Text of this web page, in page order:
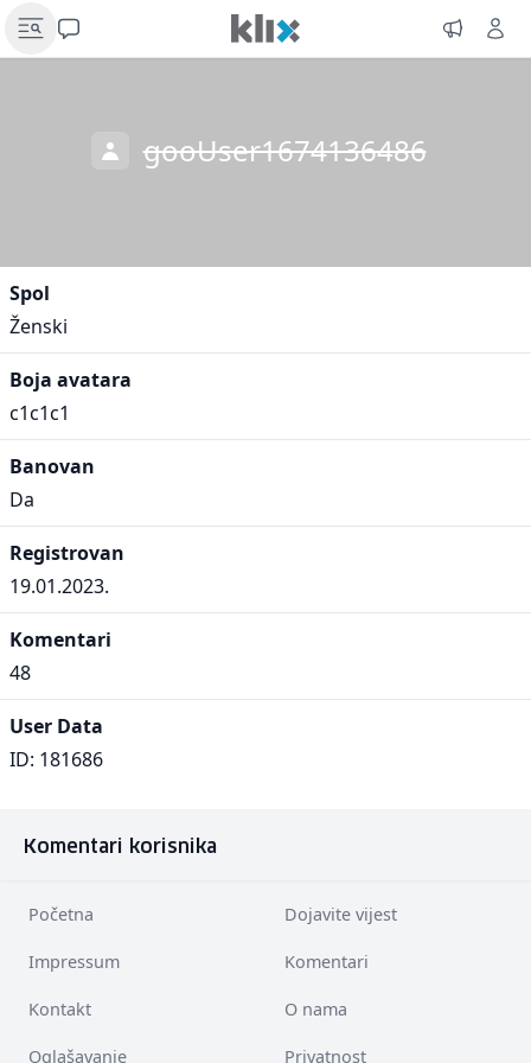
gooUser1674136486
Spol
Ženski
Boja avatara
c1c1c1
Banovan
Da
Registrovan
19.01.2023.
Komentari
48
User Data
ID: 181686
Komentari korisnika
Početna Dojavite vijest
Impressum Komentari
Kontakt O nama
Oglašavanje Privatnost